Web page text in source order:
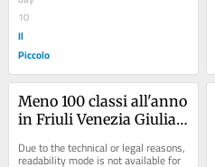
10
Il
Piccolo
Meno 100 classi all'anno
in Friuli Venezia Giulia:
che rischiano la
Due to the technical or legal reasons,
readability mode is not available for